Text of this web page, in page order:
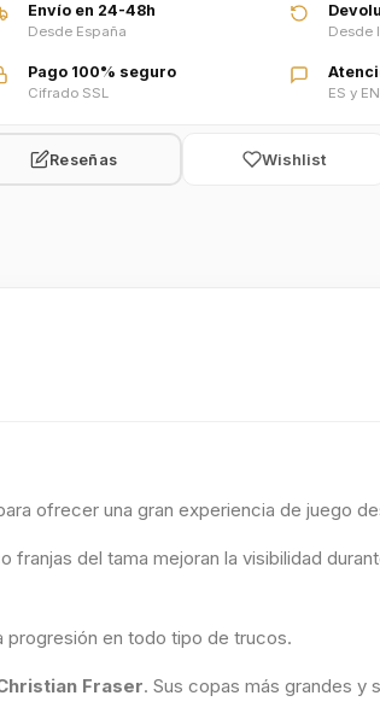
Envío en 24-48h
Desde España Desde
Pago 100% seguro
Cifrado SSL ES y
Reseñas Wishlist
ofrecer una gran experiencia de juego
del tama mejoran la visibilidad
progresión en todo tipo de trucos.
Fraser. Sus copas más grandes y